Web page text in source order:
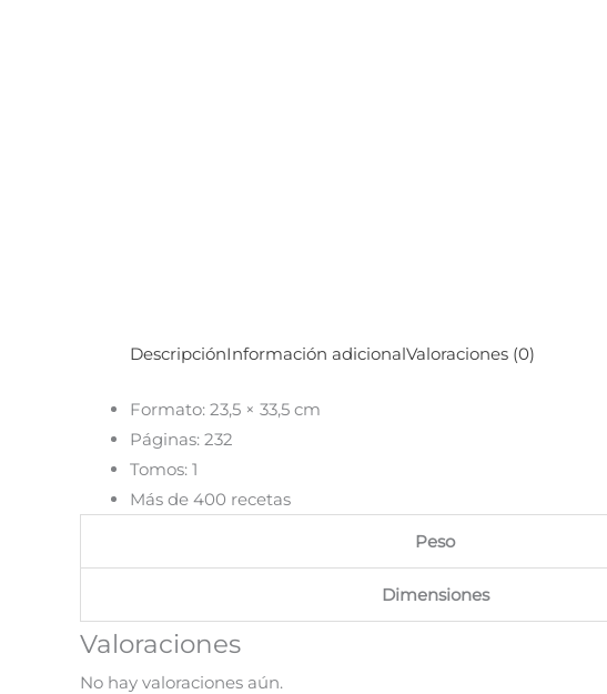
DescripciónInformación adicionalValoraciones (0)
Formato: 23,5 × 33,5 cm
Páginas: 232
Tomos: 1
Más de 400 recetas
Peso
Dimensiones
Valoraciones
No hay valoraciones aún.